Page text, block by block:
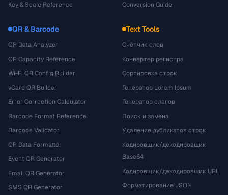
Key & Scale Reference
Conversion Guide
QR & Barcode
QR Data Analyzer
QR Capacity Reference
Wi-Fi QR Config Builder
vCard QR Builder
Error Correction Calculator
Barcode Format Reference
Barcode Validator
QR Data Formatter
Event QR Generator
Email QR Generator
SMS QR Generator
Text Tools
Счётчик слов
Конвертер регистра
Сортировка строк
Генератор Lorem Ipsum
Генератор слагов
Поиск и замена
Удаление дубликатов строк
Кодировщик/декодировщик
Base64
Кодировщик/декодировщик URL
Форматирование JSON